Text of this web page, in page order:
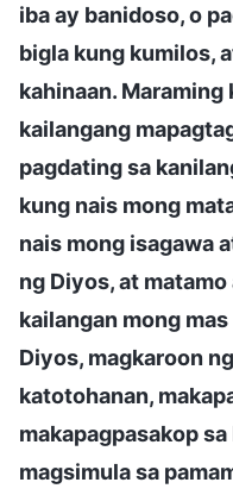
iba ay banidoso, o
bigla kung kumilos,
kahinaan.
kailangang
pagdating sa
kung nais mong
nais mong isagawa
ng Diyos, at
kailangan mong
Diyos, magkaroon
katotohanan,
makapagpasakop
magsimula sa